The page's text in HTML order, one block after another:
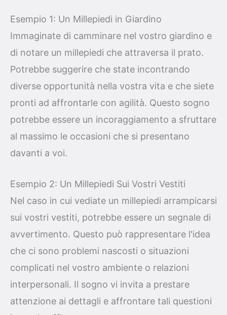
Esempio 1: Un Millepiedi in Giardino
Immaginate di camminare nel vostro giardino e
di notare un millepiedi che attraversa il prato.
Potrebbe suggerire che state incontrando
diverse opportunità nella vostra vita e che siete
pronti ad affrontarle con agilità. Questo sogno
potrebbe essere un incoraggiamento a sfruttare
al massimo le occasioni che si presentano
davanti a voi.
Esempio 2: Un Millepiedi Sui Vostri Vestiti
Nel caso in cui vediate un millepiedi arrampicarsi
sui vostri vestiti, potrebbe essere un segnale di
avvertimento. Questo può rappresentare l'idea
che ci sono problemi nascosti o situazioni
complicati nel vostro ambiente o relazioni
interpersonali. Il sogno vi invita a prestare
attenzione ai dettagli e affrontare tali questioni